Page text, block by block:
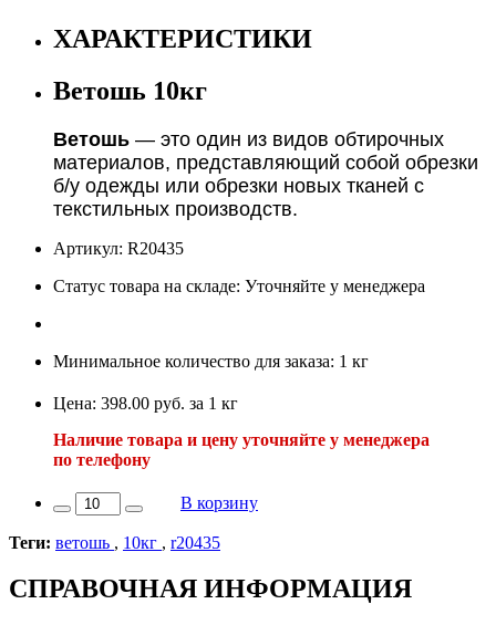
ХАРАКТЕРИСТИКИ
Ветошь 10кг
Ветошь — это один из видов обтирочных
материалов, представляющий собой обрезки
б/у одежды или обрезки новых тканей с
текстильных производств.
Артикул: R20435
Статус товара на складе: Уточняйте у менеджера
Минимальное количество для заказа: 1 кг
Цена: 398.00 руб. за 1 кг
Наличие товара и цену уточняйте у менеджера
по телефону
В корзину
Теги: ветошь , 10кг , r20435
СПРАВОЧНАЯ ИНФОРМАЦИЯ